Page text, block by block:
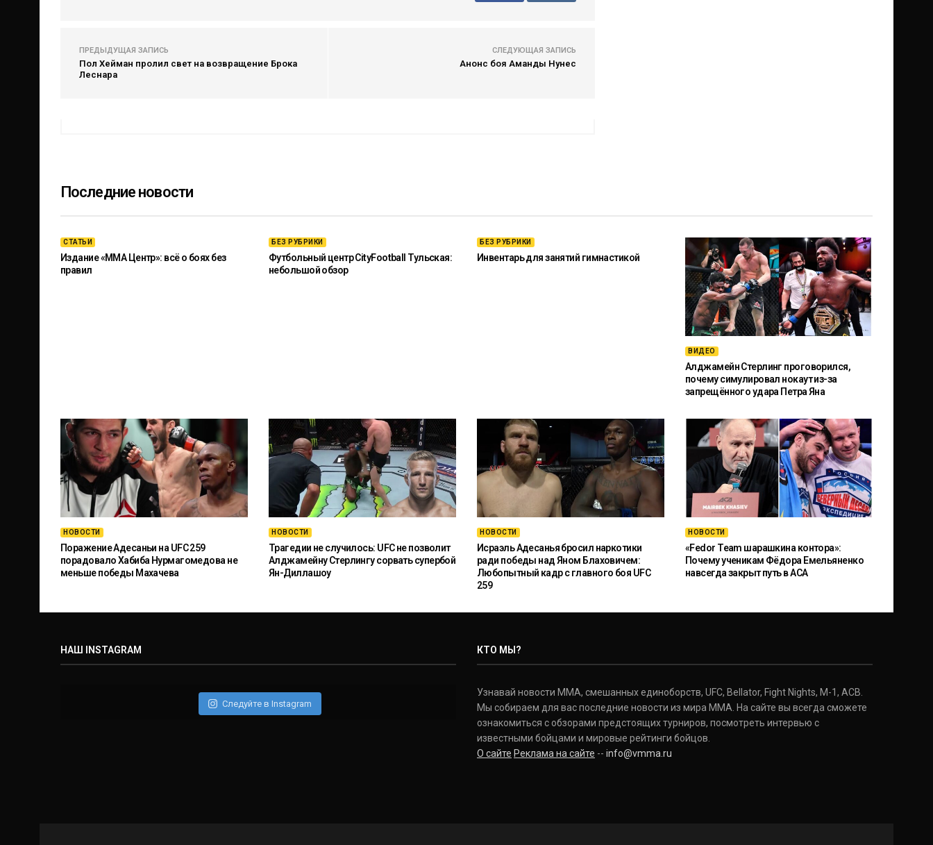
ПРЕДЫДУЩАЯ ЗАПИСЬ
Пол Хейман пролил свет на возвращение Брока
Леснара
СЛЕДУЮЩАЯ ЗАПИСЬ
Анонс боя Аманды Нунес
Последние новости
СТАТЬИ
Издание «ММА Центр»: всё о боях без
правил
БЕЗ РУБРИКИ
Футбольный центр CityFootball Тульская:
небольшой обзор
БЕЗ РУБРИКИ
Инвентарь для занятий гимнастикой
ВИДЕО
Алджамейн Стерлинг проговорился,
почему симулировал нокаут из-за
запрещённого удара Петра Яна
НОВОСТИ
Поражение Адесаньи на UFC 259
порадовало Хабиба Нурмагомедова не
меньше победы Махачева
НОВОСТИ
Трагедии не случилось: UFC не позволит
Алджамейну Стерлингу сорвать супербой
Ян-Диллашоу
НОВОСТИ
Исраэль Адесанья бросил наркотики
ради победы над Яном Блаховичем:
Любопытный кадр с главного боя UFC
259
НОВОСТИ
«Fedor Team шарашкина контора»:
Почему ученикам Фёдора Емельяненко
навсегда закрыт путь в ACA
НАШ INSTAGRAM
Следуйте в Instagram
КТО МЫ?
Узнавай новости ММА, смешанных единоборств, UFC, Bellator, Fight Nights, M-1, ACB.
Мы собираем для вас последние новости из мира ММА. На сайте вы всегда сможете
ознакомиться с обзорами предстоящих турниров, посмотреть интервью с
известными бойцами и мировые рейтинги бойцов.
О сайте Реклама на сайте -- info@vmma.ru